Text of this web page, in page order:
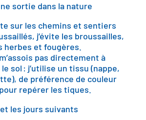
sortie dans la nature
sur les chemins et sentiers
j’évite les broussailles,
herbes et fougères.
pas directement à
sol : j’utilise un tissu (nappe,
de préférence de couleur
repérer les tiques.
les jours suivants